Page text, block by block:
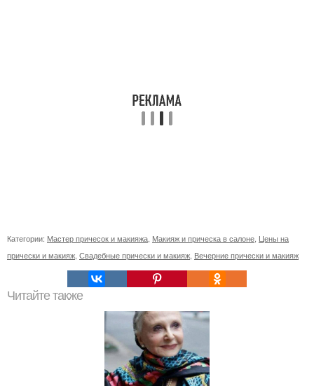
Категории: Мастер причесок и макияжа Макияж и прическа в салоне Цены на
прически и макияж Свадебные прически и макияж Вечерние прически и макияж
Читайте также